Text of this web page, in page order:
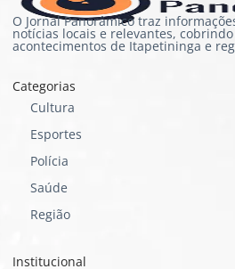
O Jornal Panorâmico traz
notícias locais e relevantes,
acontecimentos de Itapetininga e
Categorias
Cultura
Esportes
Polícia
Saúde
Região
Institucional